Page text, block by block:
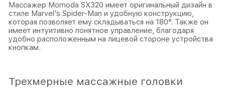
Массажер Momoda SX320 имеет оригинальный дизайн в
стиле Marvel's Spider-Man и удобную конструкцию,
которая позволяет ему складываться на 180°. Также он
имеет интуитивно понятное управление, благодаря
удобно расположенным на лицевой стороне устройства
кнопкам.
Трехмерные массажные головки